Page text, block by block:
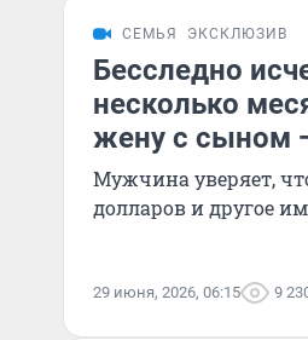
СЕМЬЯ ЭКСКЛЮЗИВ
Бесследно
несколько
жену с сыном
Мужчина уверяет,
долларов и другое
29 июня, 2026, 06:15 9